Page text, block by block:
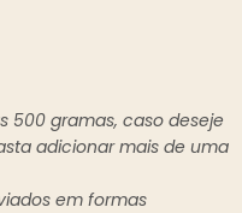
500 gramas, caso deseje
adicionar mais de uma
em formas